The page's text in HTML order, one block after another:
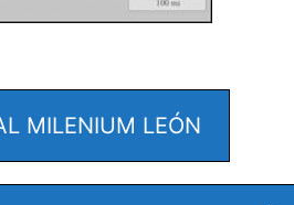
MILENIUM LEÓN